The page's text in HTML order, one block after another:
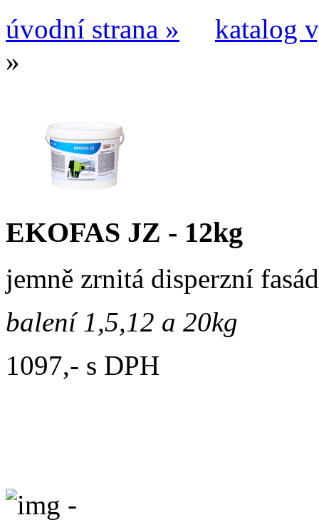
úvodní strana »
katalog
»
EKOFAS JZ - 12kg
jemně zrnitá disperzní
balení 1,5,12 a 20kg
1097,- s DPH